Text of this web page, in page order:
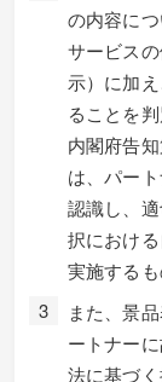
の内容に
サービス
示）に加
ることを
内閣府告
は、パー
認識し、
択におけ
実施するも
また、景
ートナー
法に基づ